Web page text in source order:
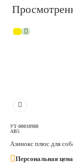
УТ-00018988
AB5
Азинокс плюс для
Персональная цена